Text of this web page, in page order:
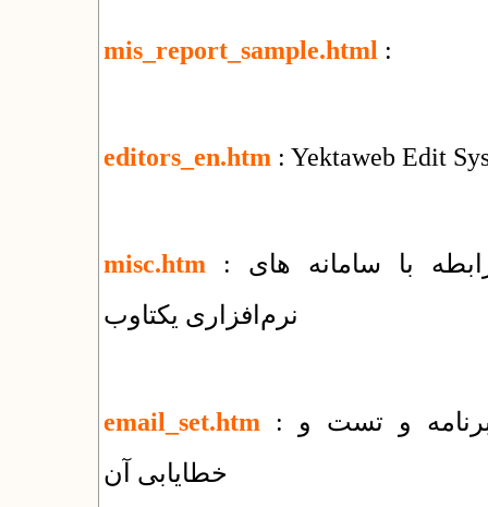
mis_report_sample.html :
editors_en.htm : Yektaweb Edit
misc.htm : فهرست مقالات و راهنماهای متنوع در رابطه با سامانه های
نرم‌افزاری یکتاوب
email_set.htm : راهنمای روش های ارسال ایمیل توسط برنامه و تست و
خطایابی آن